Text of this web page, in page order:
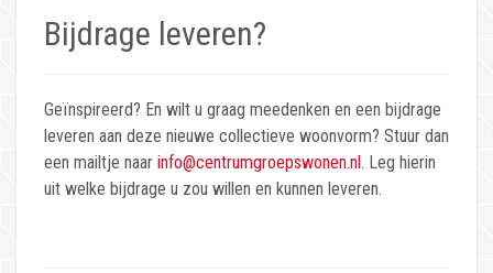
Bijdrage leveren?
Geïnspireerd? En wilt u graag meedenken en een bijdrage
leveren aan deze nieuwe collectieve woonvorm? Stuur dan
een mailtje naar info@centrumgroepswonen.nl. Leg hierin
uit welke bijdrage u zou willen en kunnen leveren.